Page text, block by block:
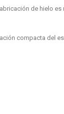
de hielo
compacta del